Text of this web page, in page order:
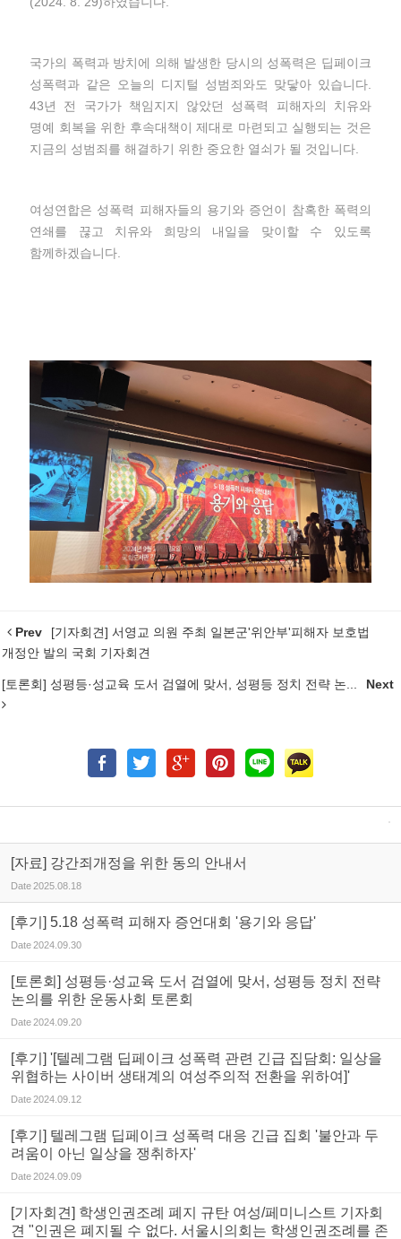
국가의 폭력과 방치에 의해 발생한 당시의 성폭력은 딥페이크
성폭력과 같은 오늘의 디지털 성범죄와도 맞닿아 있습니다.
43년 전 국가가 책임지지 않았던 성폭력 피해자의 치유와
명예 회복을 위한 후속대책이 제대로 마련되고 실행되는 것은
지금의 성범죄를 해결하기 위한 중요한 열쇠가 될 것입니다.
여성연합은 성폭력 피해자들의 용기와 증언이 참혹한 폭력의
연쇄를 끊고 치유와 희망의 내일을 맞이할 수 있도록
함께하겠습니다.
Prev
[기자회견] 서영교 의원 주최 일본군'위안부'피해자 보호법
개정안 발의 국회 기자회견
[토론회] 성평등·성교육 도서 검열에 맞서, 성평등 정치 전략 논... Next
[자료] 강간죄개정을 위한 동의 안내서
Date2025.08.18
[후기] 5.18 성폭력 피해자 증언대회 '용기와 응답'
Date2024.09.30
[토론회] 성평등·성교육 도서 검열에 맞서, 성평등 정치 전략
논의를 위한 운동사회 토론회
Date2024.09.20
[후기] '[텔레그램 딥페이크 성폭력 관련 긴급 집담회: 일상을
위협하는 사이버 생태계의 여성주의적 전환을 위하여]'
Date2024.09.12
[후기] 텔레그램 딥페이크 성폭력 대응 긴급 집회 '불안과 두
려움이 아닌 일상을 쟁취하자'
Date2024.09.09
[기자회견] 학생인권조례 폐지 규탄 여성/페미니스트 기자회
견 "인권은 폐지될 수 없다. 서울시의회는 학생인권조례를 존